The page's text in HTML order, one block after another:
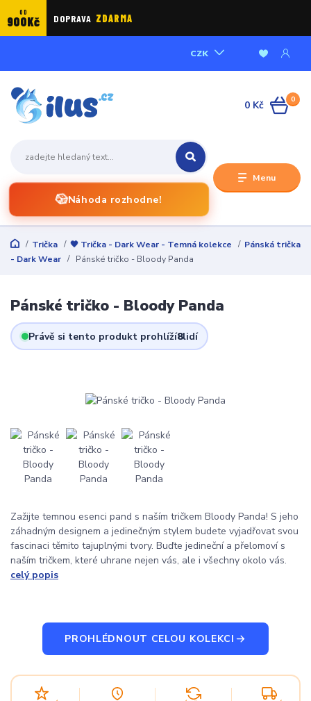
OD
900Kč DOPRAVA ZDARMA
Menu
CZK
🎲Náhoda rozhodne!
0
0 Kč
Trička 🖤 Trička - Dark Wear - Temná kolekce
Pánská trička
- Dark Wear
Pánské tričko - Bloody Panda
Pánské tričko - Bloody Panda
Právě si tento produkt prohlíží8lidí
Zažijte temnou esenci pand s naším tričkem Bloody Panda! S jeho
záhadným designem a jedinečným stylem budete vyjadřovat svou
fascinaci těmito tajuplnými tvory. Buďte jedineční a přelomoví s
naším tričkem, které uhrane nejen vás, ale i všechny okolo vás.
celý popis
PROHLÉDNOUT CELOU KOLEKCI